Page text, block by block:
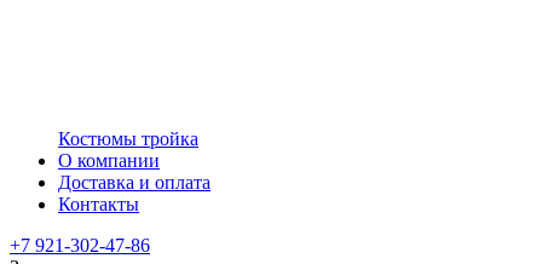
Костюмы тройка
О компании
Доставка и оплата
Контакты
+7 921-302-47-86